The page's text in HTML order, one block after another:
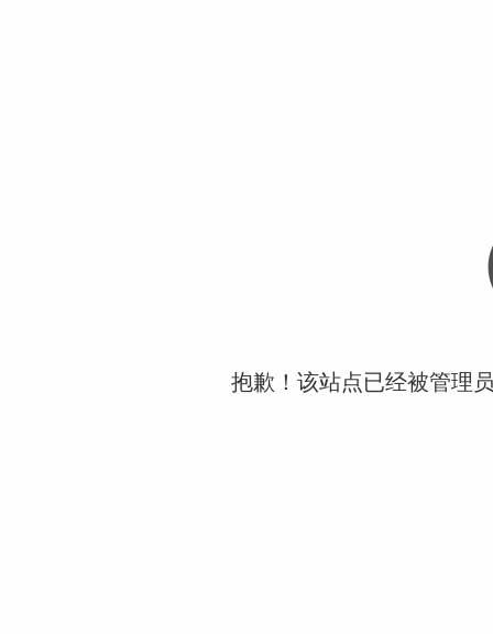
抱歉！该站点已经被管理